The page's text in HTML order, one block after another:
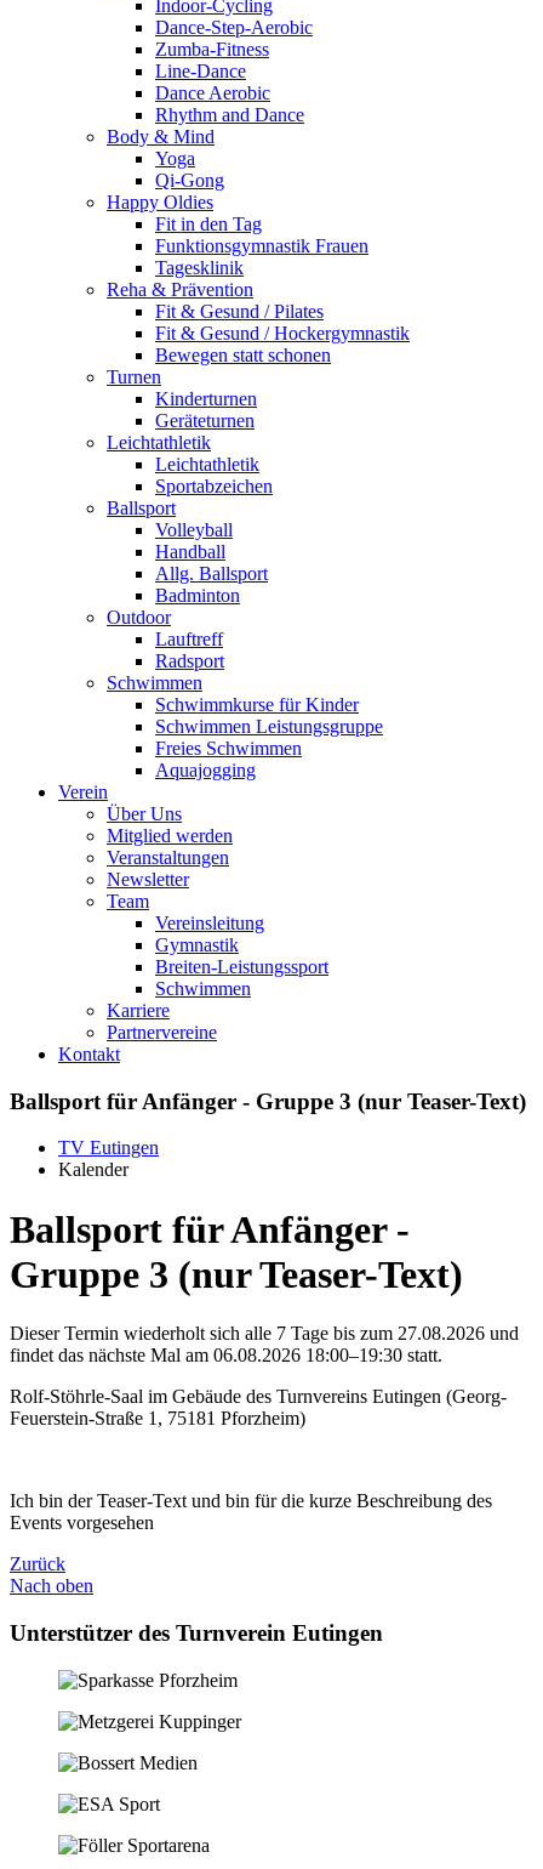
Indoor-Cycling
Dance-Step-Aerobic
Zumba-Fitness
Line-Dance
Dance Aerobic
Rhythm and Dance
Body & Mind
Yoga
Qi-Gong
Happy Oldies
Fit in den Tag
Funktionsgymnastik Frauen
Tagesklinik
Reha & Prävention
Fit & Gesund / Pilates
Fit & Gesund / Hockergymnastik
Bewegen statt schonen
Turnen
Kinderturnen
Geräteturnen
Leichtathletik
Leichtathletik
Sportabzeichen
Ballsport
Volleyball
Handball
Allg. Ballsport
Badminton
Outdoor
Lauftreff
Radsport
Schwimmen
Schwimmkurse für Kinder
Schwimmen Leistungsgruppe
Freies Schwimmen
Aquajogging
Verein
Über Uns
Mitglied werden
Veranstaltungen
Newsletter
Team
Vereinsleitung
Gymnastik
Breiten-Leistungssport
Schwimmen
Karriere
Partnervereine
Kontakt
Ballsport für Anfänger - Gruppe 3 (nur Teaser-Text)
TV Eutingen
Kalender
Ballsport für Anfänger -
Gruppe 3 (nur Teaser-Text)
Dieser Termin wiederholt sich alle 7 Tage bis zum 27.08.2026 und
findet das nächste Mal am 06.08.2026 18:00–19:30 statt.
Rolf-Stöhrle-Saal im Gebäude des Turnvereins Eutingen (Georg-
Feuerstein-Straße 1, 75181 Pforzheim)
Ich bin der Teaser-Text und bin für die kurze Beschreibung des
Events vorgesehen
Zurück
Nach oben
Unterstützer des Turnverein Eutingen